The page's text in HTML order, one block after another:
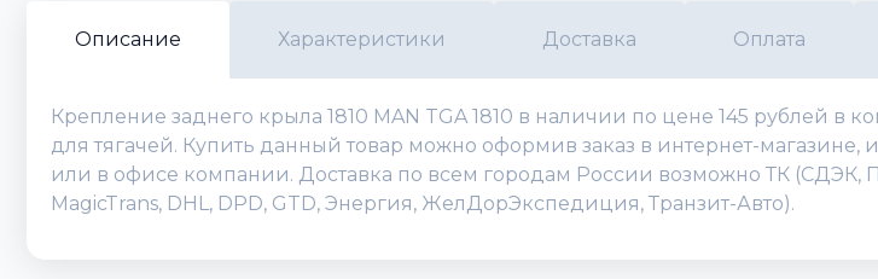
Описание Характеристики Доставка Оплата
Крепление заднего крыла 1810 MAN TGA 1810 в наличии по цене 145 рублей в
для тягачей. Купить данный товар можно оформив заказ в интернет-магазине,
или в офисе компании. Доставка по всем городам России возможно ТК
MagicTrans, DHL, DPD, GTD, Энергия, ЖелДорЭкспедиция, Транзит-Авто).